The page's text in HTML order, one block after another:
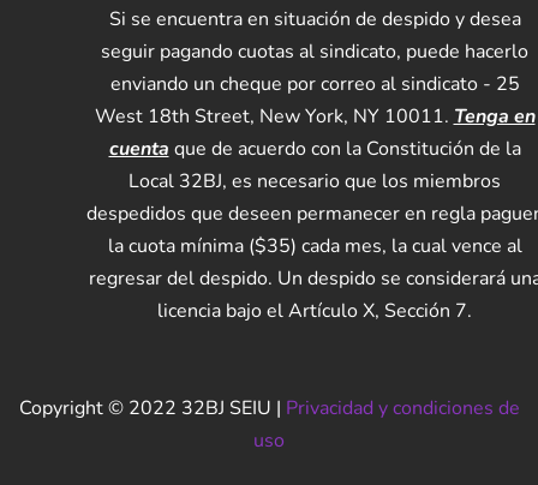
Si se encuentra en situación de despido y desea
seguir pagando cuotas al sindicato, puede hacerlo
enviando un cheque por correo al sindicato - 25
West 18th Street, New York, NY 10011. Tenga en
cuenta que de acuerdo con la Constitución de la
Local 32BJ, es necesario que los miembros
despedidos que deseen permanecer en regla
la cuota mínima ($35) cada mes, la cual vence al
regresar del despido. Un despido se considerará
licencia bajo el Artículo X, Sección 7.
Copyright © 2022 32BJ SEIU | Privacidad y condiciones de
uso